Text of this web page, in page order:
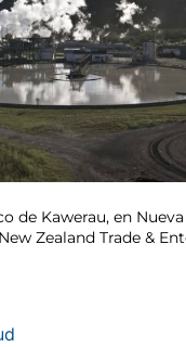
de Kawerau, en
Zealand Trade &